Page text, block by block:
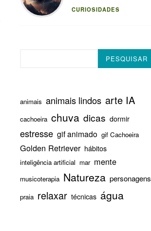
mundo?
CURIOSIDADES
PESQUISAR
animais animais lindos arte IA
cachoeira chuva dicas dormir
estresse gif animado gif Cachoeira
Golden Retriever hábitos
inteligência artificial mar mente
musicoterapia Natureza personagens
praia relaxar técnicas água